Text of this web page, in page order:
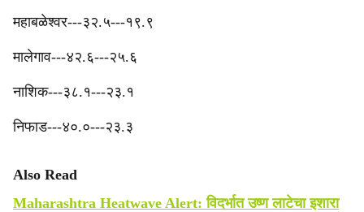
‎महाबळेश्वर---३२.५---१९.९
मालेगाव---४२.६---२५.६
‎‎नाशिक---३८.१---२३.१
निफाड---४०.०---२३.३
Also Read
Maharashtra Heatwave Alert: विदर्भात उष्ण लाटेचा इशारा